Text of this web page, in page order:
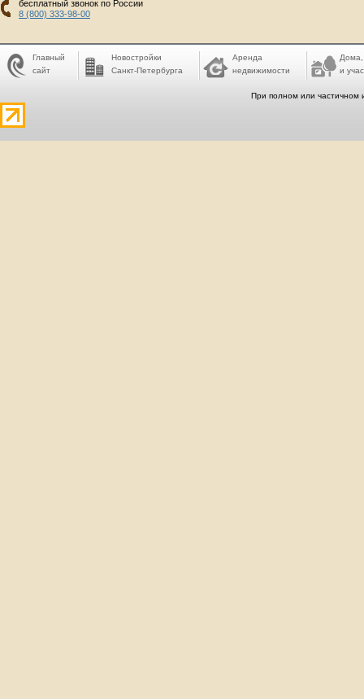
бесплатный звонок по России
8 (800) 333-98-00
Главный
сайт
Новостройки
Санкт-Петербурга
Аренда
недвижимости
Дома,
и
При полном или частичном